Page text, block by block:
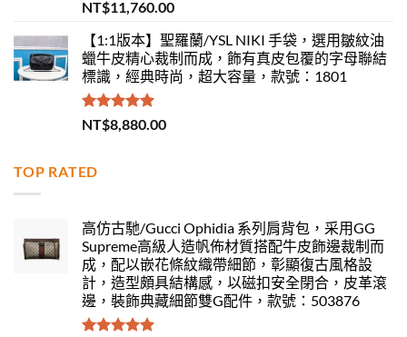
評分5.00
滿分 5
NT$11,760.00
【1:1版本】聖羅蘭/YSL NIKI 手袋，選用皺紋油
蠟牛皮精心裁制而成，飾有真皮包覆的字母聯結
標識，經典時尚，超大容量，款號：1801
評分 5.00
滿分 5
NT$8,880.00
TOP RATED
高仿古馳/Gucci Ophidia 系列肩背包，采用GG
Supreme高級人造帆佈材質搭配牛皮飾邊裁制而
成，配以嵌花條紋織帶細節，彰顯復古風格設
計，造型頗具結構感，以磁扣安全閉合，皮革滾
邊，裝飾典藏細節雙G配件，款號：503876